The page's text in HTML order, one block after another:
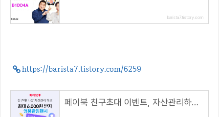
barista7.tistory.com
https://barista7.tistory.com/6259
페이북 친구초대 이벤트, 자산관리하고 최대 6000원 받자!( 추천코드 : 엉뚱한침팬지 )